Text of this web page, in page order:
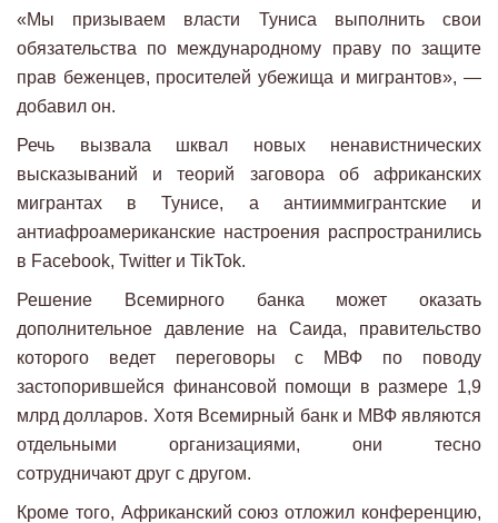
«Мы призываем власти Туниса выполнить свои
обязательства по международному праву по защите
прав беженцев, просителей убежища и мигрантов», —
добавил он.
Речь вызвала шквал новых ненавистнических
высказываний и теорий заговора об африканских
мигрантах в Тунисе, а антииммигрантские и
антиафроамериканские настроения распространились
в Facebook, Twitter и TikTok.
Решение Всемирного банка может оказать
дополнительное давление на Саида, правительство
которого ведет переговоры с МВФ по поводу
застопорившейся финансовой помощи в размере 1,9
млрд долларов. Хотя Всемирный банк и МВФ являются
отдельными организациями, они тесно
сотрудничают друг с другом.
Кроме того, Африканский союз отложил конференцию,